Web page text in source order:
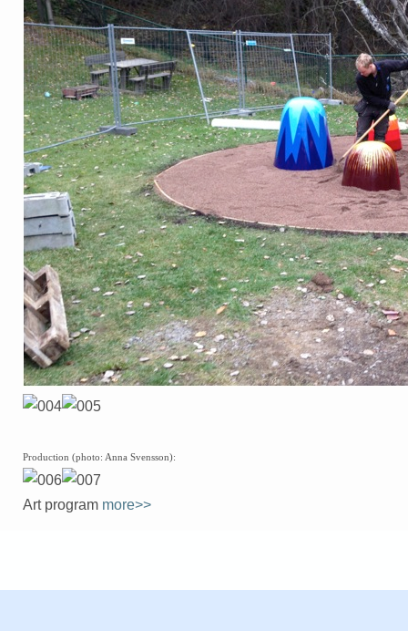
Production (photo: Anna Svensson):
Art program more>>